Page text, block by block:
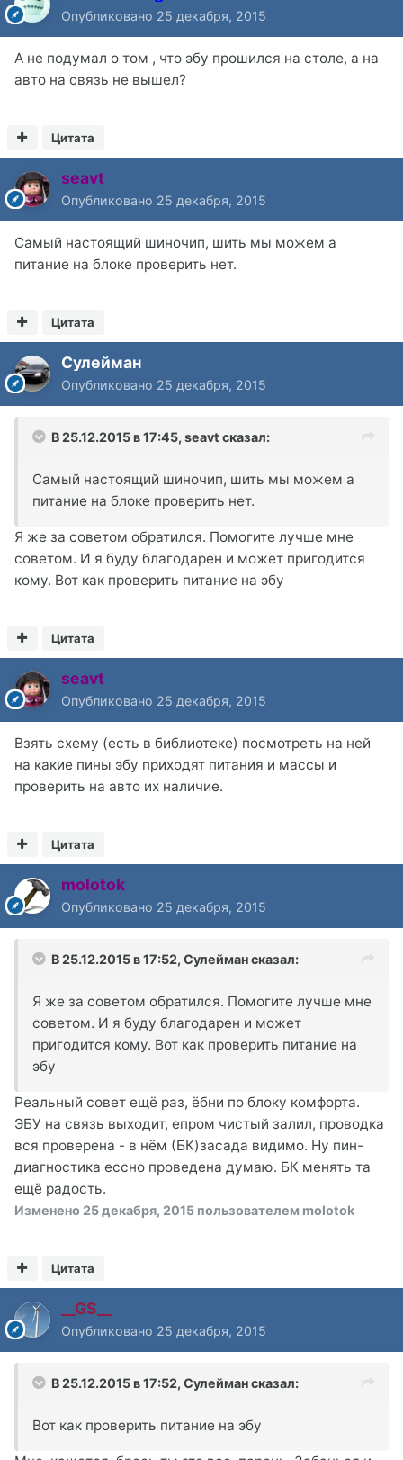
Опубликовано 25 декабря, 2015
А не подумал о том , что эбу прошился на столе, а на
авто на связь не вышел?
Цитата
seavt
Опубликовано 25 декабря, 2015
Самый настоящий шиночип, шить мы можем а
питание на блоке проверить нет.
Цитата
Сулейман
Опубликовано 25 декабря, 2015
В 25.12.2015 в 17:45, seavt сказал:
Самый настоящий шиночип, шить мы можем а
питание на блоке проверить нет.
Я же за советом обратился. Помогите лучше мне
советом. И я буду благодарен и может пригодится
кому. Вот как проверить питание на эбу
Цитата
seavt
Опубликовано 25 декабря, 2015
Взять схему (есть в библиотеке) посмотреть на ней
на какие пины эбу приходят питания и массы и
проверить на авто их наличие.
Цитата
molotok
Опубликовано 25 декабря, 2015
В 25.12.2015 в 17:52, Сулейман сказал:
Я же за советом обратился. Помогите лучше мне
советом. И я буду благодарен и может
пригодится кому. Вот как проверить питание на
эбу
Реальный совет ещё раз, ёбни по блоку комфорта.
ЭБУ на связь выходит, епром чистый залил, проводка
вся проверена - в нём (БК)засада видимо. Ну пин-
диагностика ессно проведена думаю. БК менять та
ещё радость.
Изменено 25 декабря, 2015 пользователем molotok
Цитата
__GS__
Опубликовано 25 декабря, 2015
В 25.12.2015 в 17:52, Сулейман сказал:
Вот как проверить питание на эбу